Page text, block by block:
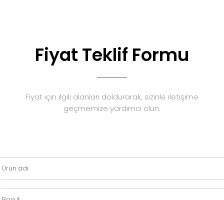
Fiyat Teklif Formu
Fiyat için ilgili alanları doldurarak, sizinle iletişime
geçmemize yardımcı olun.